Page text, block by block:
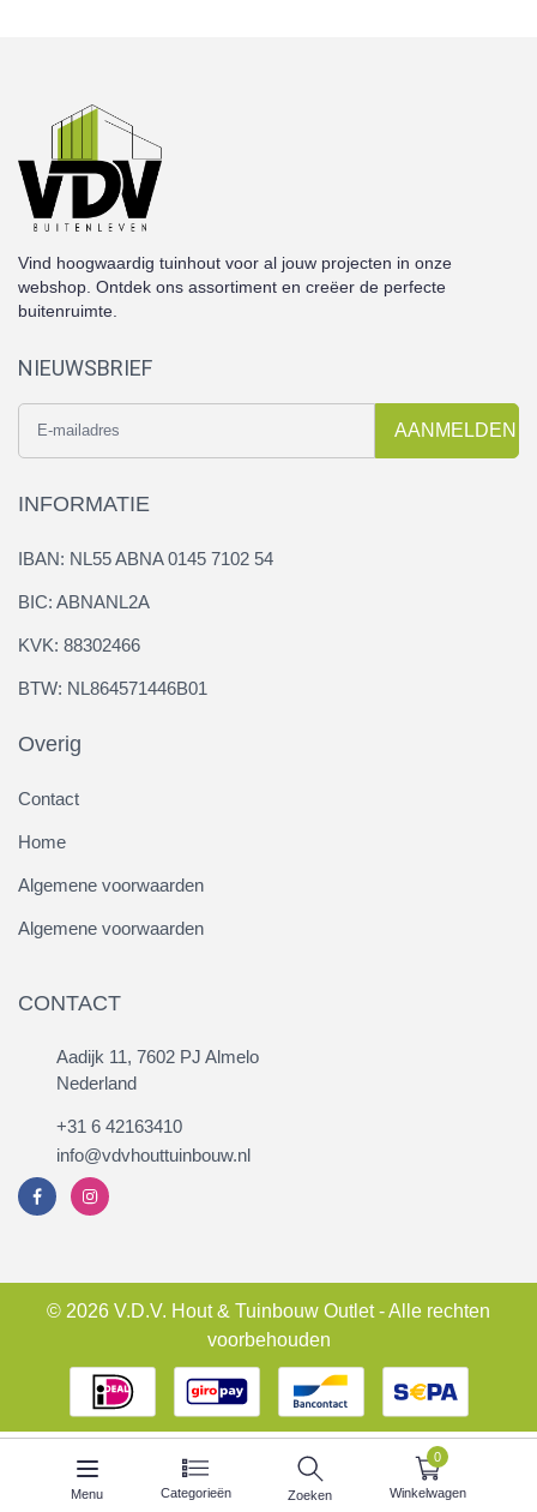
Menu Categorieën Zoeken Winkelwagen
0
Vind hoogwaardig tuinhout voor al jouw projecten in onze
webshop. Ontdek ons assortiment en creëer de perfecte
buitenruimte.
NIEUWSBRIEF
AANMELDEN
INFORMATIE
IBAN: NL55 ABNA 0145 7102 54
BIC: ABNANL2A
KVK: 88302466
BTW: NL864571446B01
Overig
Contact
Home
Algemene voorwaarden
Algemene voorwaarden
CONTACT
Aadijk 11, 7602 PJ Almelo
Nederland
+31 6 42163410
info@vdvhouttuinbouw.nl
© 2026 V.D.V. Hout & Tuinbouw Outlet - Alle rechten
voorbehouden